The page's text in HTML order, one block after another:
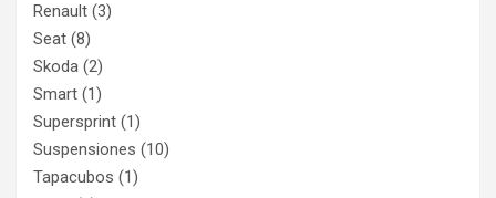
Renault (3)
Seat (8)
Skoda (2)
Smart (1)
Supersprint (1)
Suspensiones (10)
Tapacubos (1)